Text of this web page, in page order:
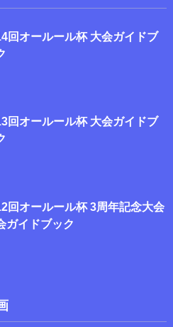
回オールール杯 大会ガイドブ
回オールール杯 大会ガイドブ
回オールール杯 3周年記念大会
ガイドブック